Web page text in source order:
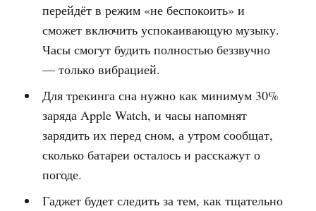
перейдёт в режим «не беспокоить» и
сможет включить успокаивающую музыку.
Часы смогут будить полностью беззвучно
— только вибрацией.
Для трекинга сна нужно как минимум 30%
заряда Apple Watch, и часы напомнят
зарядить их перед сном, а утром сообщат,
сколько батареи осталось и расскажут о
погоде.
Гаджет будет следить за тем, как тщательно